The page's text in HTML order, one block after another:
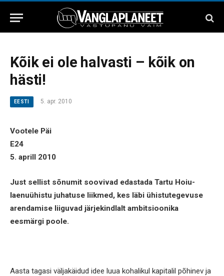
Kõik ei ole halvasti – kõik on
hästi!
EESTI 5. apr. 2010
Vootele Päi
E24
5. aprill 2010
Just sellist sõnumit soovivad edastada Tartu Hoiu-
laenuühistu juhatuse liikmed, kes läbi ühistutegevuse
arendamise liiguvad järjekindlalt ambitsioonika
eesmärgi poole.
Aasta tagasi väljakäidud idee luua kohalikul kapitalil põhinev ja